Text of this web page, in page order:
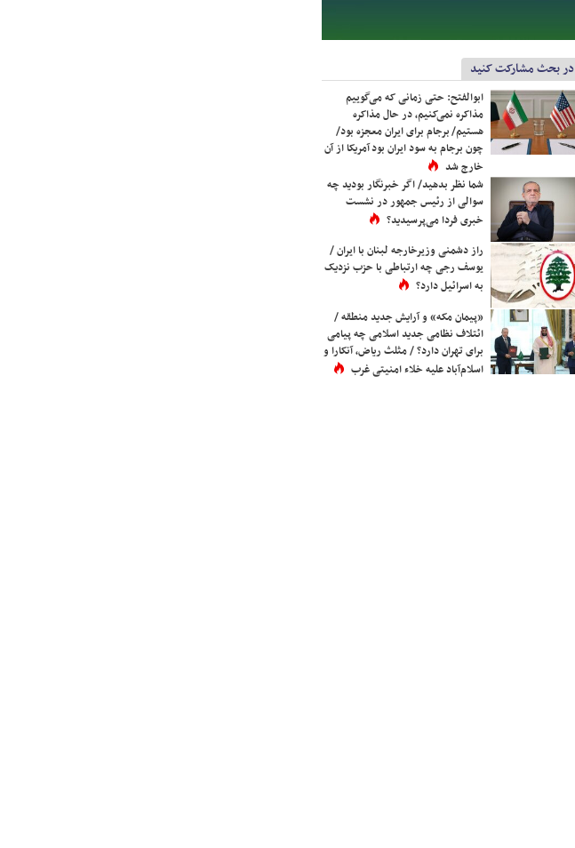
در بحث مشارکت کنید
ابوالفتح: حتی زمانی که می‌گوییم
مذاکره نمی‌کنیم، در حال مذاکره
هستیم/ برجام برای ایران معجزه بود/
چون برجام به سود ایران بود آمریکا از آن
خارج شد
شما نظر بدهید/ اگر خبرنگار بودید چه
سوالی از رئیس جمهور در نشست
راز دشمنی وزیرخارجه لبنان با ایران /
یوسف رجی چه ارتباطی با حزب نزدیک
«پیمان مکه» و آرایش جدید منطقه /
ائتلاف نظامی جدید اسلامی چه پیامی
برای تهران دارد؟ / مثلث ریاض، آنکارا و